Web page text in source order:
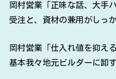
岡村営業「正味な話、大手
受注と、資材の兼用がしっ
岡村営業「仕入れ値を抑え
基本我々地元ビルダーに卸